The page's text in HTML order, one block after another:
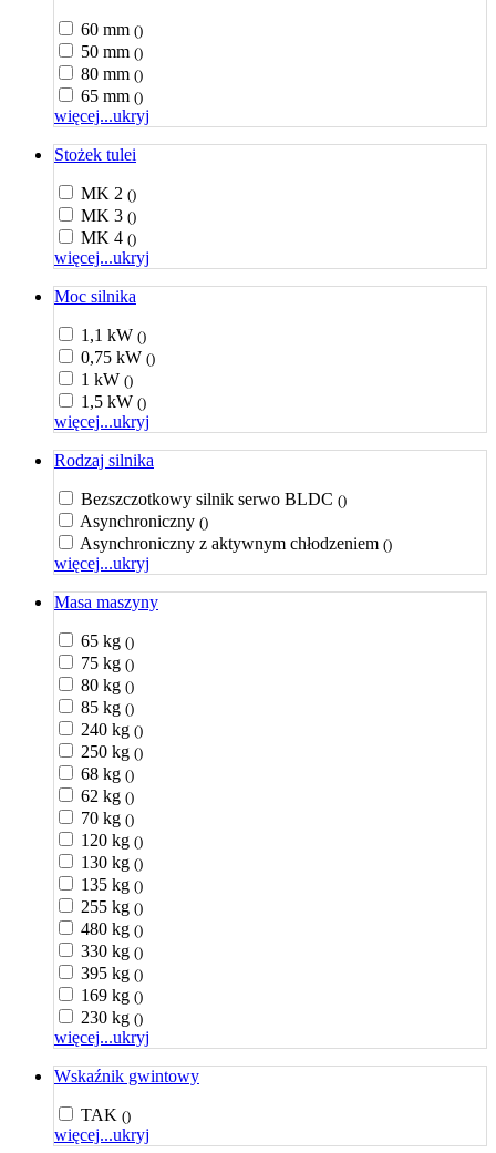
60 mm ()
50 mm ()
80 mm ()
65 mm ()
więcej...ukryj
Stożek tulei
MK 2 ()
MK 3 ()
MK 4 ()
więcej...ukryj
Moc silnika
1,1 kW ()
0,75 kW ()
1 kW ()
1,5 kW ()
więcej...ukryj
Rodzaj silnika
Bezszczotkowy silnik serwo BLDC ()
Asynchroniczny ()
Asynchroniczny z aktywnym chłodzeniem ()
więcej...ukryj
Masa maszyny
65 kg ()
75 kg ()
80 kg ()
85 kg ()
240 kg ()
250 kg ()
68 kg ()
62 kg ()
70 kg ()
120 kg ()
130 kg ()
135 kg ()
255 kg ()
480 kg ()
330 kg ()
395 kg ()
169 kg ()
230 kg ()
więcej...ukryj
Wskaźnik gwintowy
TAK ()
więcej...ukryj